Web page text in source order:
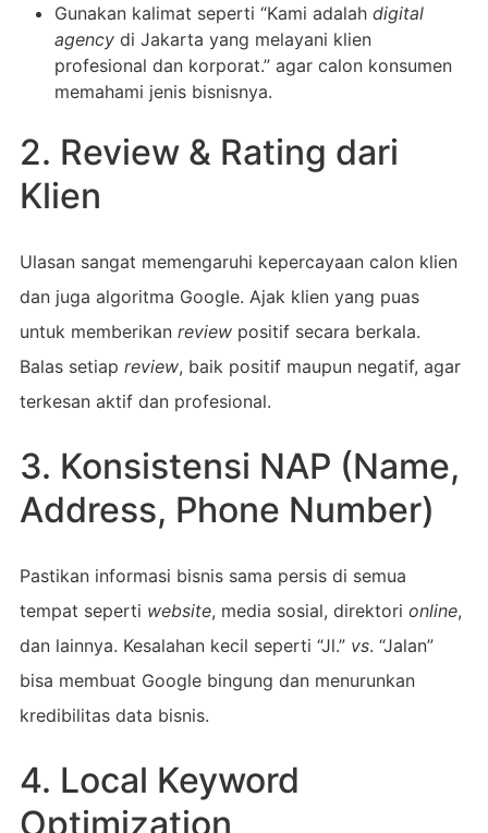
Gunakan kalimat seperti “Kami adalah digital
agency di Jakarta yang melayani klien
profesional dan korporat.” agar calon konsumen
memahami jenis bisnisnya.
2. Review & Rating dari
Klien
Ulasan sangat memengaruhi kepercayaan calon klien
dan juga algoritma Google. Ajak klien yang puas
untuk memberikan reviewpositif secara berkala.
Balas setiap review, baik positif maupun negatif, agar
terkesan aktif dan profesional.
3. Konsistensi NAP (Name,
Address, Phone Number)
Pastikan informasi bisnis sama persis di semua
tempat seperti website, media sosial, direktori online,
dan lainnya. Kesalahan kecil seperti “Jl.” vs. “Jalan”
bisa membuat Google bingung dan menurunkan
kredibilitas data bisnis.
4. Local Keyword
Optimization